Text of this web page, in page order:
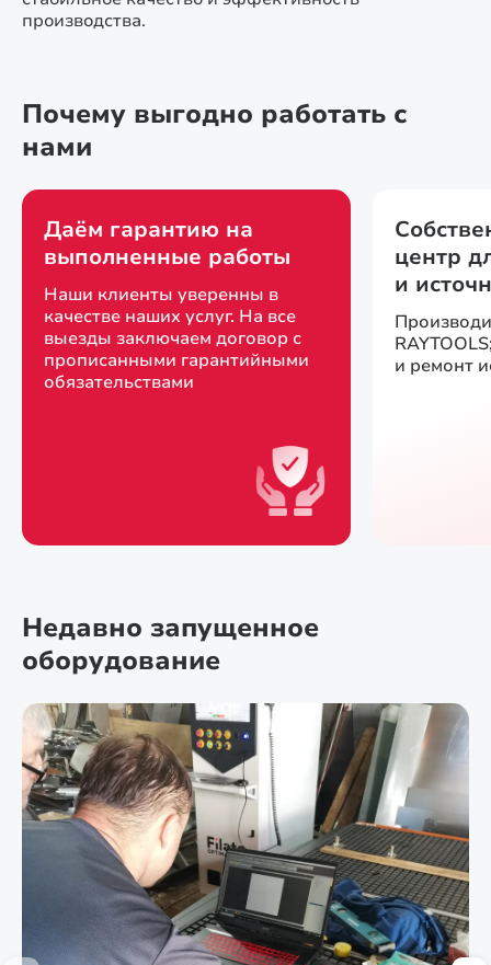
производства.
Почему выгодно работать с
нами
Даём гарантию на
выполненные работы
Наши клиенты уверенны в
качестве наших услуг. На все
выезды заключаем договор с
прописанными гарантийными
обязательствами
центр
и
и ремонт
Недавно запущенное
оборудование